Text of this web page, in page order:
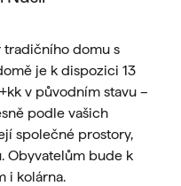
tradičního domu s
je k dispozici 13
v původním stavu –
podle vašich
společné prostory,
Obyvatelům bude k
i kolárna.